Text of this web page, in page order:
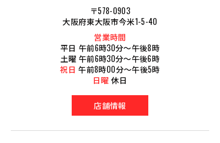
〒578-0903
大阪府東大阪市今米1-5-40
営業時間
平日 午前6時30分～午後8時
土曜 午前6時30分～午後6時
祝日 午前8時00分～午後5時
日曜 休日
店舗情報